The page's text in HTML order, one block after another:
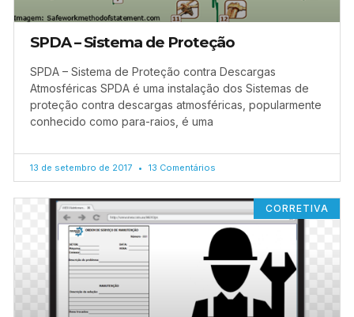
SPDA – Sistema de Proteção
SPDA – Sistema de Proteção contra Descargas
Atmosféricas SPDA é uma instalação dos Sistemas de
proteção contra descargas atmosféricas, popularmente
conhecido como para-raios, é uma
13 de setembro de 2017 13 Comentários
CORRETIVA